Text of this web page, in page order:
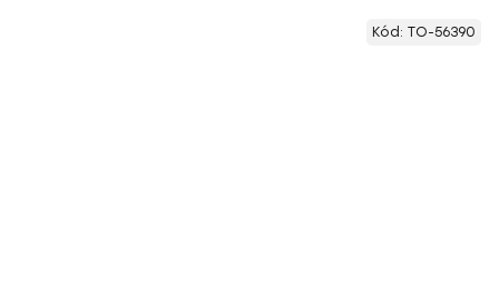
Kód: TO-56390